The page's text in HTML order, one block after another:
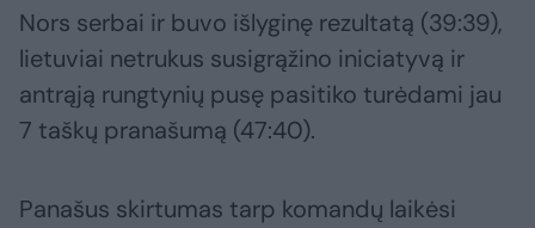
Nors serbai ir buvo išlyginę rezultatą (39:39),
lietuviai netrukus susigrąžino iniciatyvą ir
antrąją rungtynių pusę pasitiko turėdami jau
7 taškų pranašumą (47:40).
Panašus skirtumas tarp komandų laikėsi